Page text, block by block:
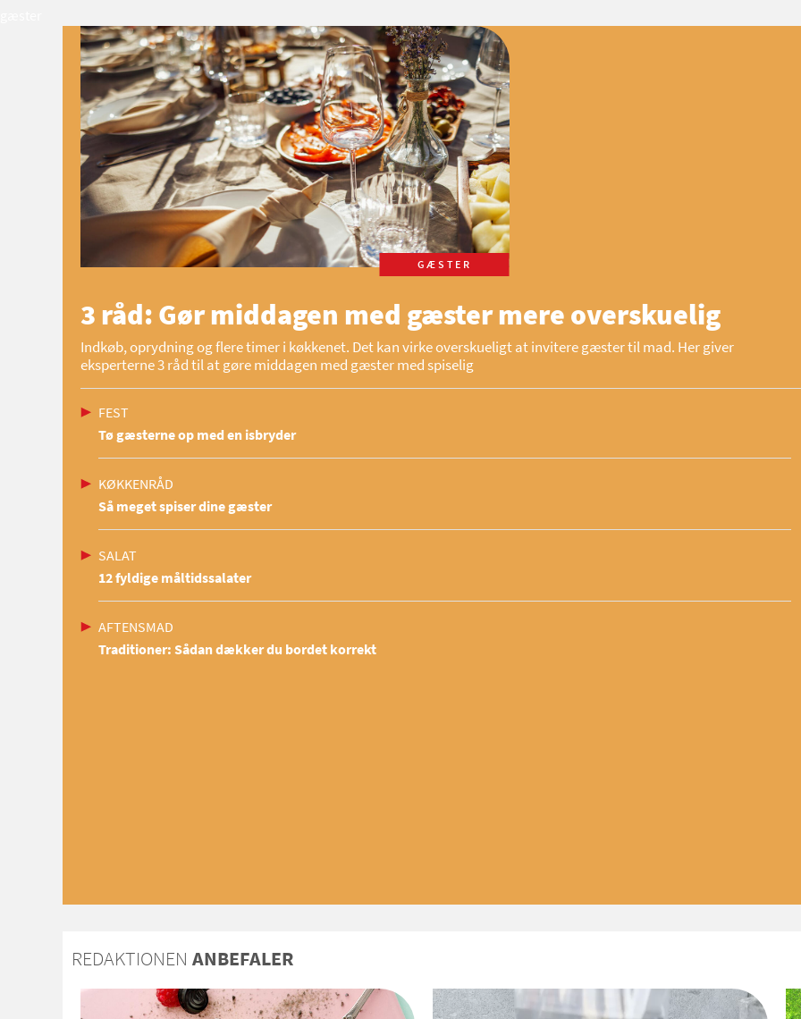
GÆSTER
3 råd: Gør middagen med gæster mere overskuelig
Indkøb, oprydning og flere timer i køkkenet. Det kan virke overskueligt at invitere gæster til mad. Her giver
eksperterne 3 råd til at gøre middagen med gæster med spiselig
FEST
Tø gæsterne op med en isbryder
KØKKENRÅD
Så meget spiser dine gæster
SALAT
12 fyldige måltidssalater
AFTENSMAD
Traditioner: Sådan dækker du bordet korrekt
REDAKTIONEN ANBEFALER